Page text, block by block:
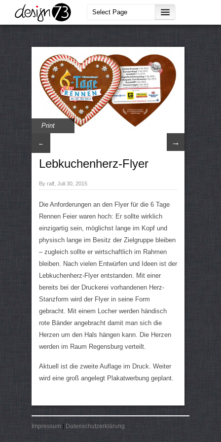
Print
← →
Lebkuchenherz-Flyer
By ralf, Juli 30, 2015
Die Anforderungen an den Flyer für die 6 Tage
Rennen Feier waren hoch: Er sollte wirklich
einzigartig sein, möglichst lange im Kopf und
physisch lange im Besitz der Zielgruppe bleiben
– zugleich sollte er wirtschaftlich im Rahmen
bleiben.
Nach vielen Entwürfen und Ideen ist der
Lebkuchenherz-Flyer entstanden. Mit einer
bereits bei der Druckerei vorhandenen Herz-
Stanzform wird der Flyer in seine Form
gebracht. Mit einem Locher werden händisch
rote Bänder angebracht damit man sich die
Herzen um den Hals hängen kann. Die Herzen
werden im Raum Regensburg verteilt.
Aktuell ist die zweite Auflage im Druck. Weiter
wird eine groß angelegt Plakatwerbung geplant.
Impressum Datenschutzerklärung